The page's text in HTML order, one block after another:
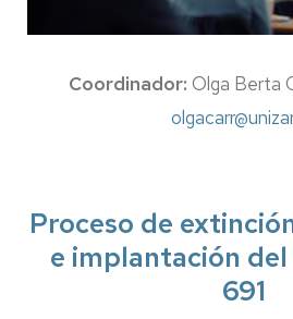
Coordinador: Olga Berta
Proceso de
e implantación
691